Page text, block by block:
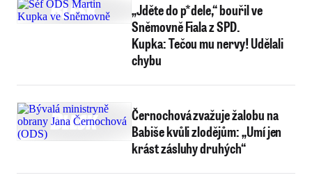
„Jděte do p*dele,“ bouřil ve
Sněmovně Fiala z SPD.
Kupka: Tečou mu nervy! Udělali
chybu
Černochová zvažuje žalobu na
Babiše kvůli zlodějům: „Umí jen
krást zásluhy druhých“